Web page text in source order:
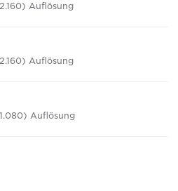
Auflösung
Auflösung
Auflösung